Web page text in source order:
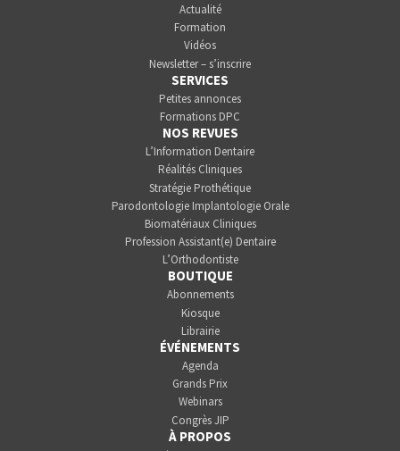
Actualité
Formation
Vidéos
Newsletter – s’inscrire
SERVICES
Petites annonces
Formations DPC
NOS REVUES
L’Information Dentaire
Réalités Cliniques
Stratégie Prothétique
Parodontologie Implantologie Orale
Biomatériaux Cliniques
Profession Assistant(e) Dentaire
L’Orthodontiste
BOUTIQUE
Abonnements
Kiosque
Librairie
ÉVÉNEMENTS
Agenda
Grands Prix
Webinars
Congrès JIP
À PROPOS